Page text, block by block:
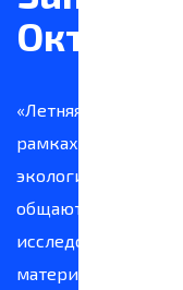
«Летняя школа» —
рамках которого
экологи, студенты,
общаются,
исследования,
материалы.